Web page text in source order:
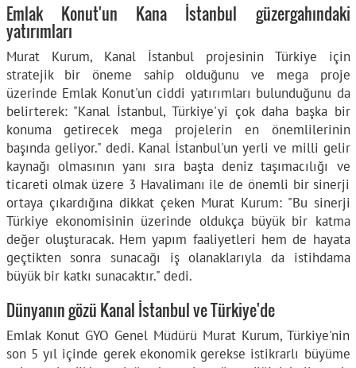
Emlak Konut'un Kana İstanbul güzergahındaki
yatırımları
Murat Kurum, Kanal İstanbul projesinin Türkiye için
stratejik bir öneme sahip olduğunu ve mega proje
üzerinde Emlak Konut'un ciddi yatırımları bulunduğunu da
belirterek: "Kanal İstanbul, Türkiye'yi çok daha başka bir
konuma getirecek mega projelerin en önemlilerinin
başında geliyor." dedi. Kanal İstanbul'un yerli ve milli gelir
kaynağı olmasının yanı sıra başta deniz taşımacılığı ve
ticareti olmak üzere 3 Havalimanı ile de önemli bir sinerji
ortaya çıkardığına dikkat çeken Murat Kurum: "Bu sinerji
Türkiye ekonomisinin üzerinde oldukça büyük bir katma
değer oluşturacak. Hem yapım faaliyetleri hem de hayata
geçtikten sonra sunacağı iş olanaklarıyla da istihdama
büyük bir katkı sunacaktır." dedi.
Dünyanın gözü Kanal İstanbul ve Türkiye'de
Emlak Konut GYO Genel Müdürü Murat Kurum, Türkiye'nin
son 5 yıl içinde gerek ekonomik gerekse istikrarlı büyüme